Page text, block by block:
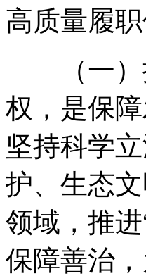
高质量履
（一）
权 ， 是保
坚持科学
护、生态
领域 ， 推
保障善治 ，